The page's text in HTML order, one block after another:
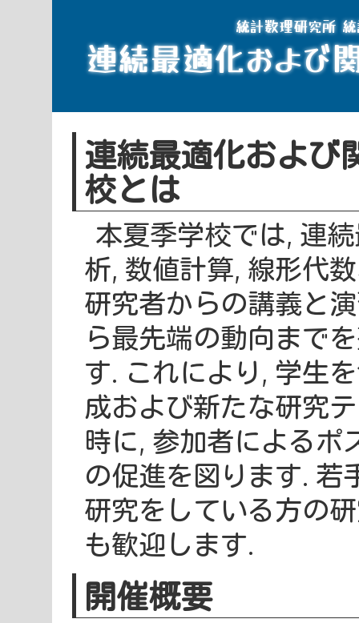
統計数理研究所
連続最適化および
連続最適化および
校とは
本夏季学校では, 連
析, 数値計算, 線形代
研究者からの講義と
ら最先端の動向まで
す. これにより, 学生
成および新たな研究
時に, 参加者によるポ
の促進を図ります. 若
研究をしている方の
も歓迎します.
開催概要